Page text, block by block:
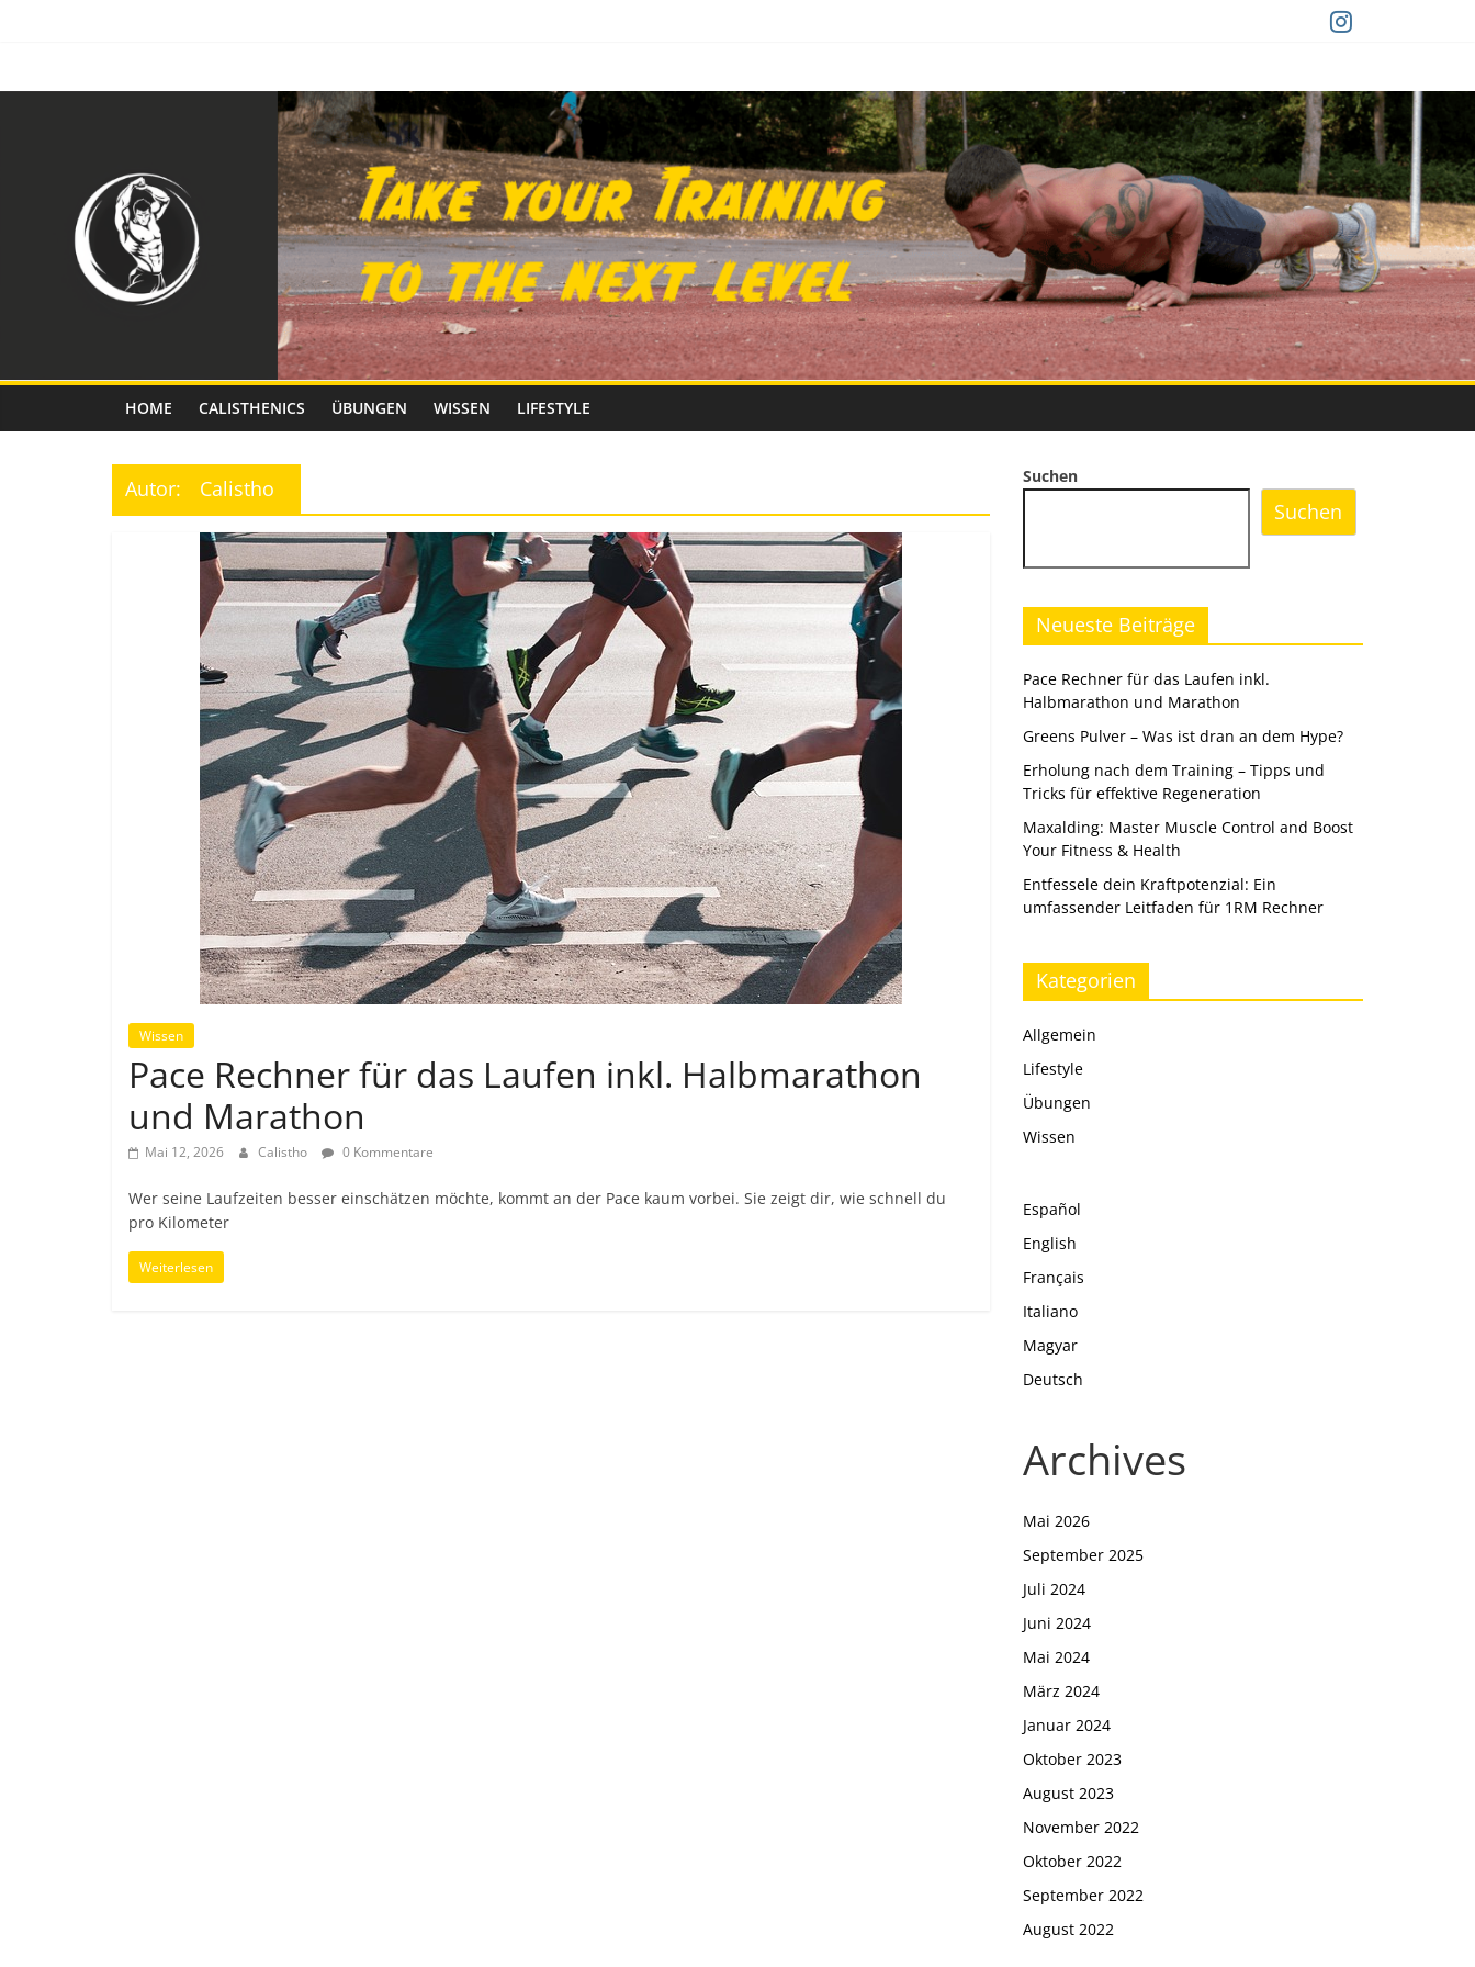
Calisthenics
HOME CALISTHENICS ÜBUNGEN WISSEN LIFESTYLE
Autor: Calistho
Wissen
Pace Rechner für das Laufen inkl. Halbmarathon
und Marathon
Mai 12, 2026 Calistho 0 Kommentare
Wer seine Laufzeiten besser einschätzen möchte, kommt an der Pace kaum vorbei. Sie zeigt dir, wie schnell du
pro Kilometer
Weiterlesen
Suchen
Suchen
Neueste Beiträge
Pace Rechner für das Laufen inkl.
Halbmarathon und Marathon
Greens Pulver – Was ist dran an dem Hype?
Erholung nach dem Training – Tipps und
Tricks für effektive Regeneration
Maxalding: Master Muscle Control and Boost
Your Fitness & Health
Entfessele dein Kraftpotenzial: Ein
umfassender Leitfaden für 1RM Rechner
Kategorien
Allgemein
Lifestyle
Übungen
Wissen
Español
English
Français
Italiano
Magyar
Deutsch
Archives
Mai 2026
September 2025
Juli 2024
Juni 2024
Mai 2024
März 2024
Januar 2024
Oktober 2023
August 2023
November 2022
Oktober 2022
September 2022
August 2022